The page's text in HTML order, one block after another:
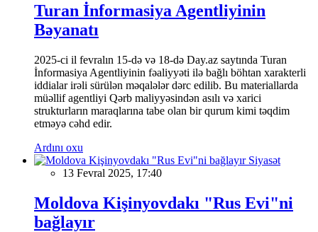
Turan İnformasiya Agentliyinin
Bəyanatı
2025-ci il fevralın 15-də və 18-də Day.az saytında Turan
İnformasiya Agentliyinin fəaliyyəti ilə bağlı böhtan xarakterli
iddialar irəli sürülən məqalələr dərc edilib. Bu materiallarda
müəllif agentliyi Qərb maliyyəsindən asılı və xarici
strukturların maraqlarına tabe olan bir qurum kimi təqdim
etməyə cəhd edir.
Ardını oxu
Siyasət
13 Fevral 2025, 17:40
Moldova Kişinyovdakı "Rus Evi"ni
bağlayır